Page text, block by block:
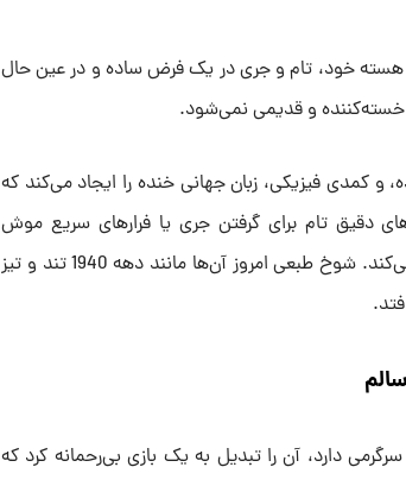
خود، تام و جری در یک فرض ساده و در عین حال
و قدیمی نمی‌شود.
فیزیکی، زبان جهانی خنده را ایجاد می‌کند که
دقیق تام برای گرفتن جری یا فرارهای سریع موش
کوچولو، هر قسمت دوز جدیدی از هیجان را ارائه می‌کند. شوخ طبعی امروز آن‌ها مانند دهه 1940 تند و تیز
دارد، آن را تبدیل به یک بازی بی‌رحمانه کرد که